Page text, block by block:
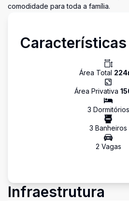
comodidade para toda a família.
Características
Área Total 224
Área Privativa
3 Dormitórios
3 Banheiros
2 Vagas
Infraestrutura